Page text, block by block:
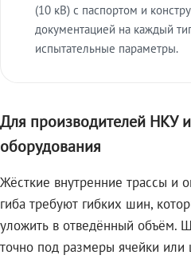
(10 кВ) с паспортом и
документацией на каждый
испытательные параметры.
Для производителей НКУ
оборудования
Жёсткие внутренние трассы и
гиба требуют гибких шин,
уложить в отведённый объём.
точно под размеры ячейки или